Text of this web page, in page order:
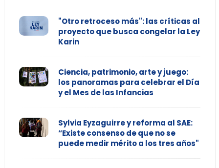
"Otro retroceso más": las críticas al
proyecto que busca congelar la Ley
Karin
Ciencia, patrimonio, arte y juego:
los panoramas para celebrar el Día
y el Mes de las Infancias
Sylvia Eyzaguirre y reforma al SAE:
“Existe consenso de que no se
puede medir mérito a los tres años"